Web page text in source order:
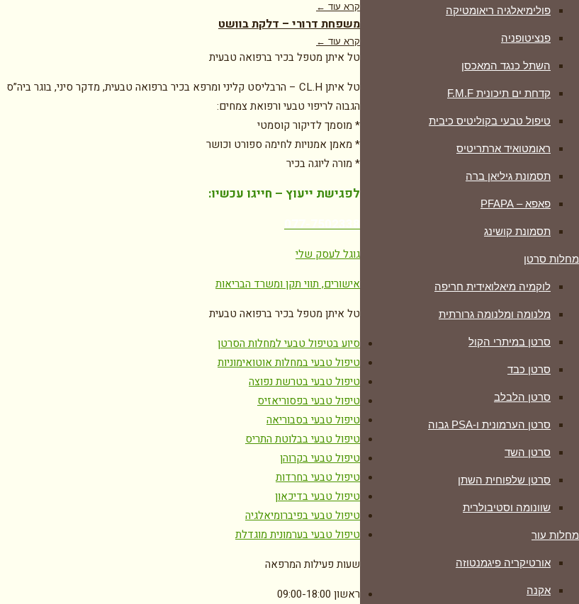
פולימיאלגיה ריאומטיקה
‏פנציטופניה
השתל כנגד המאכסן
קדחת ים תיכונית F.M.F
טיפול טבעי בקוליטיס כיבית
ראומטואיד ארתריטיס
תסמונת גיליאן ברה
פאפא – PFAPA
תסמונת קושינג
מחלות סרטן
לוקמיה מיאלואידית חריפה
מלנומה ומלנומה גרורתית
סרטן במיתרי הקול
סרטן כבד
סרטן הלבלב
סרטן הערמונית ו-PSA גבוה
סרטן השד
סרטן שלפוחית השתן
שוונומה וסטיבולרית
מחלות עור
אורטיקריה פיגמנטוזה
אקנה
קרא עוד ←
משפחת דרורי – דלקת בוושט
קרא עוד ←
טל איתן מטפל בכיר ברפואה טבעית
טל איתן CL.H – הרבליסט קליני ומרפא בכיר ברפואה טבעית, מדקר סיני, בוגר ביה”ס
הגבוה לריפוי טבעי ורפואת צמחים:
* מוסמך לדיקור קוסמטי
* מאמן אמנויות לחימה ספורט וכושר
* מורה ליוגה בכיר
לפגישת ייעוץ – חייגו עכשיו:
גוגל לעסק שלי
אישורים, תווי תקן ומשרד הבריאות
טל איתן מטפל בכיר ברפואה טבעית
סיוע בטיפול טבעי למחלות הסרטן
טיפול טבעי במחלות אוטואימוניות
טיפול טבעי בטרשת נפוצה
טיפול טבעי בפסוריאזיס
טיפול טבעי בסבוריאה
טיפול טבעי בבלוטת התריס
טיפול טבעי בקרוהן
טיפול טבעי בחרדות
טיפול טבעי בדיכאון
טיפול טבעי בפיברומיאלגיה
טיפול טבעי בערמונית מוגדלת
שעות פעילות המרפאה
ראשון 09:00-18:00